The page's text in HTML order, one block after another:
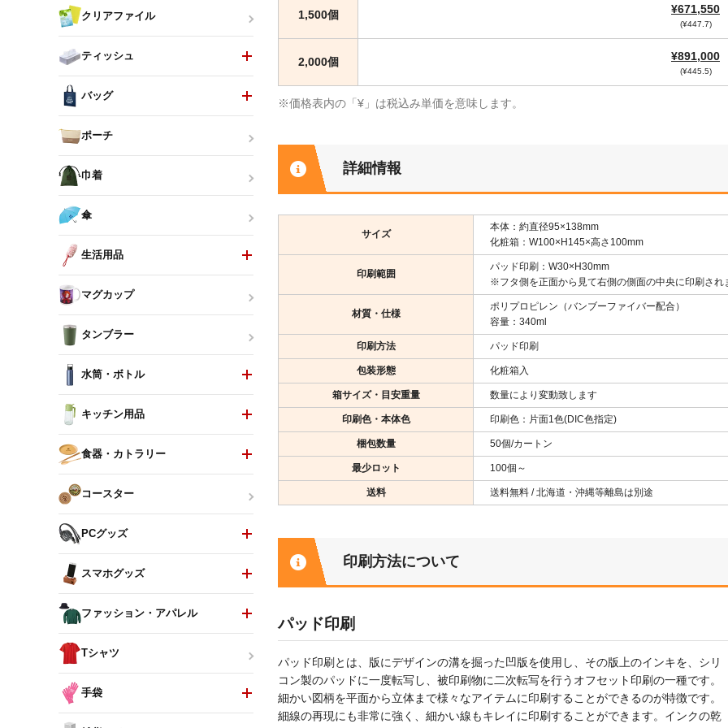
1,500個 ¥671,550
(¥447.7)
2,000個 ¥891,000
(¥445.5)
※価格表内の「¥」は税込み単価を意味します。
詳細情報
サイズ
本体：約直径95×138mm
化粧箱：W100×H145×高さ100mm
印刷範囲
パッド印刷：W30×H30mm
※フタ側を正面から見て右側の側面の中央に印刷され
材質・仕様
ポリプロピレン（バンブーファイバー配合）
容量：340ml
印刷方法 パッド印刷
包装形態 化粧箱入
箱サイズ・目安重量 数量により変動致します
印刷色・本体色 印刷色：片面1色(DIC色指定)
梱包数量 50個/カートン
最少ロット 100個～
送料 送料無料 / 北海道・沖縄等離島は別途
印刷方法について
パッド印刷
パッド印刷とは、版にデザインの溝を掘った凹版を使用し、その版上のインキを、シリ
コン製のパッドに一度転写し、被印刷物に二次転写を行うオフセット印刷の一種です。
細かい図柄を平面から立体まで様々なアイテムに印刷することができるのが特徴です。
細線の再現にも非常に強く、細かい線もキレイに印刷することができます。インクの乾
クリアファイル
ティッシュ
バッグ
ポーチ
巾着
傘
生活用品
マグカップ
タンブラー
水筒・ボトル
キッチン用品
食器・カトラリー
コースター
PCグッズ
スマホグッズ
ファッション・アパレル
Tシャツ
手袋